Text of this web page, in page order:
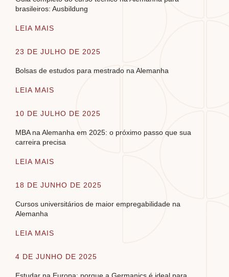
brasileiros: Ausbildung
LEIA MAIS
23 DE JULHO DE 2025
Bolsas de estudos para mestrado na Alemanha
LEIA MAIS
10 DE JULHO DE 2025
MBA na Alemanha em 2025: o próximo passo que sua
carreira precisa
LEIA MAIS
18 DE JUNHO DE 2025
Cursos universitários de maior empregabilidade na
Alemanha
LEIA MAIS
4 DE JUNHO DE 2025